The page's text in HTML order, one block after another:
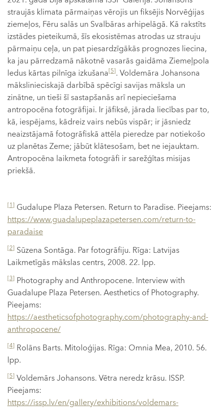
straujās klimata pārmaiņas vērojis un fiksējis Norvēģijas
ziemeļos, Fēru salās un Svalbāras arhipelāgā. Kā rakstīts
izstādes pieteikumā, šīs ekosistēmas atrodas uz strauju
pārmaiņu ceļa, un pat piesardzīgākās prognozes liecina,
ka jau pārredzamā nākotnē vasarās gaidāma Ziemeļpola
ledus kārtas pilnīga izkušana[5]. Voldemāra Johansona
mākslinieciskajā darbībā spēcīgi savijas māksla un
zinātne, un tieši šī sastapšanās arī nepieciešama
antropocēna fotogrāfijai. Ir jāfiksē, jārada liecības par to,
kā, iespējams, kādreiz vairs nebūs vispār; ir jāsniedz
neaizstājamā fotogrāfiskā attēla pieredze par notiekošo
uz planētas Zeme; jābūt klātesošam, bet ne iejauktam.
Antropocēna laikmeta fotogrāfi ir sarežģītas misijas
priekšā.
[1] Gudalupe Plaza Petersen. Return to Paradise. Pieejams:
https://www.guadalupeplazapetersen.com/return-to-
paradaise
[2] Sūzena Sontāga. Par fotogrāfiju. Rīga: Latvijas
Laikmetīgās mākslas centrs, 2008. 22. lpp.
[3] Photography and Anthropocene. Interview with
Guadalupe Plaza Petersen. Aesthetics of Photography.
Pieejams:
https://aestheticsofphotography.com/photography-and-
anthropocene/
[4] Rolāns Barts. Mitoloģijas. Rīga: Omnia Mea, 2010. 56.
lpp.
[5] Voldemārs Johansons. Vētra neredz krāsu. ISSP.
Pieejams:
https://issp.lv/en/gallery/exhibitions/voldemars-